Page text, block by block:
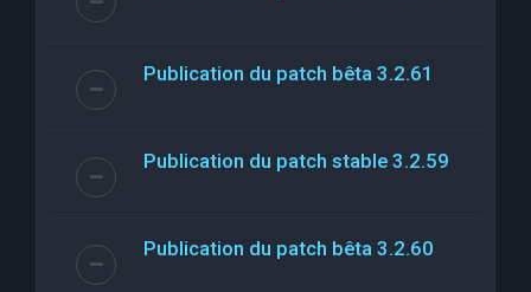
Publication du patch bêta 3.2.61
Publication du patch stable 3.2.59
Publication du patch bêta 3.2.60